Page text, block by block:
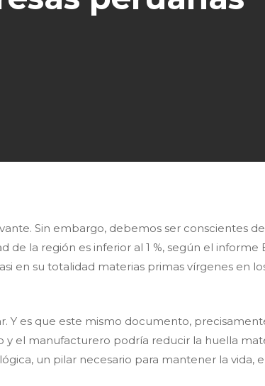
Sin embargo, debemos ser conscientes
de la región es inferior al 1 %, según el
en su totalidad materias primas vírgenes en
Y es que este mismo documento,
el manufacturero podría reducir la huella
un pilar necesario para mantener la vida,